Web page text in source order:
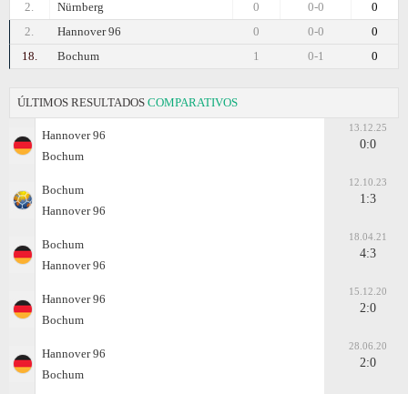
2.
Nürnberg 0
0-0
0
2.
Hannover 96 0
0-0
0
18.
Bochum 0
0-1
1
ÚLTIMOS RESULTADOS COMPARATIVOS
Hannover 96
Bochum
13.12.25
0:0
Bochum
Hannover 96
12.10.23
1:3
Bochum
Hannover 96
18.04.21
4:3
Hannover 96
Bochum
15.12.20
2:0
Hannover 96
Bochum
28.06.20
2:0